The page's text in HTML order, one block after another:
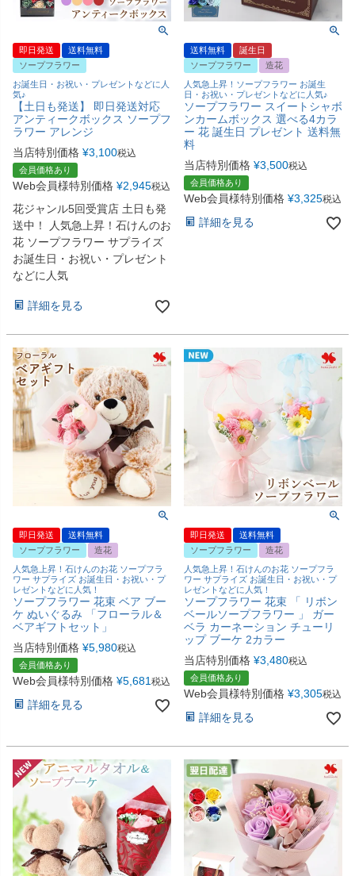
即日発送
送料無料
ソープフラワー
お誕生日・お祝い・プレゼントなどに人
気♪
【土日も発送】 即日発送対応
アンティークボックス ソープフ
ラワー アレンジ
当店特別価格 ¥3,100税込
会員価格あり
Web会員様特別価格 ¥2,945税込
花ジャンル5回受賞店 土日も発
送中！ 人気急上昇！石けんのお
花 ソープフラワー サプライズ
お誕生日・お祝い・プレゼント
などに人気
詳細を見る
送料無料
誕生日
ソープフラワー
造花
人気急上昇！ソープフラワー お誕生
日・お祝い・プレゼントなどに人気♪
ソープフラワー スイートシャボ
ンカームボックス 選べる4カラ
ー 花 誕生日 プレゼント 送料無
料
当店特別価格 ¥3,500税込
会員価格あり
Web会員様特別価格 ¥3,325税込
詳細を見る
即日発送
送料無料
ソープフラワー
造花
人気急上昇！石けんのお花 ソープフラ
ワー サプライズ お誕生日・お祝い・プ
レゼントなどに人気！
ソープフラワー 花束 ベア ブー
ケ ぬいぐるみ 「フローラル＆
ベアギフトセット」
当店特別価格 ¥5,980税込
会員価格あり
Web会員様特別価格 ¥5,681 税込
詳細を見る
即日発送
送料無料
ソープフラワー
造花
人気急上昇！石けんのお花 ソープフラ
ワー サプライズ お誕生日・お祝い・プ
レゼントなどに人気！
ソープフラワー 花束 「 リボン
ベールソープフラワー 」 ガー
ベラ カーネーション チューリ
ップ ブーケ 2カラー
当店特別価格 ¥3,480税込
会員価格あり
Web会員様特別価格 ¥3,305税込
詳細を見る